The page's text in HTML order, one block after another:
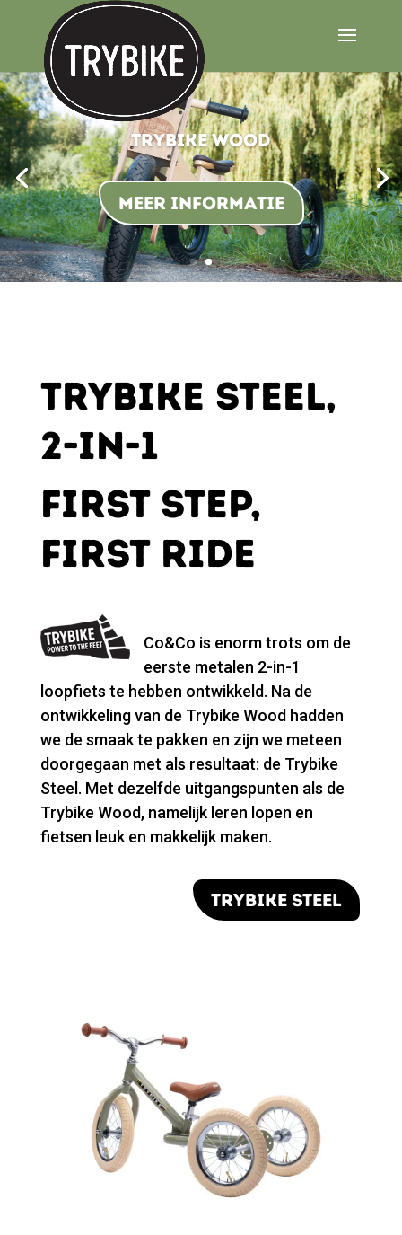
Trybike Wood
Meer informatie
TRYBIKE STEEL,
2-IN-1
FIRST STEP,
FIRST RIDE
Co&Co is enorm trots om de
eerste metalen 2-in-1
loopfiets te hebben ontwikkeld. Na de
ontwikkeling van de Trybike Wood hadden
we de smaak te pakken en zijn we meteen
doorgegaan met als resultaat: de Trybike
Steel. Met dezelfde uitgangspunten als de
Trybike Wood, namelijk leren lopen en
fietsen leuk en makkelijk maken.
TRYBIKE STEEL